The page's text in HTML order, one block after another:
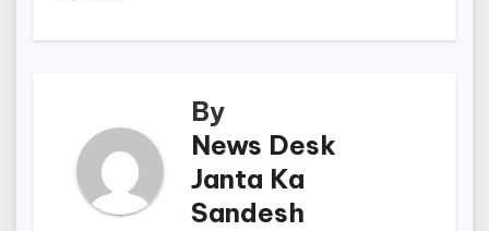
By
News Desk
Janta Ka
Sandesh